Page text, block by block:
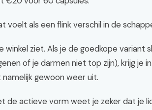
voelt als een flink verschil in de
winkel ziet. Als je de goedkope variant
of je darmen niet top zijn), krijg je
gewoon weer uit.
de actieve vorm weet je zeker dat je